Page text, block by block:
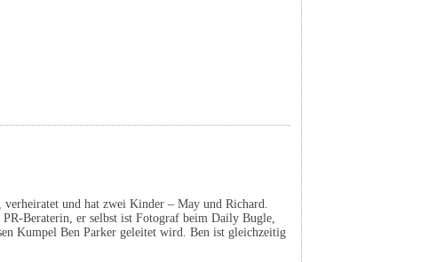
und hat zwei Kinder – May und Richard.
PR-Beraterin, er selbst ist Fotograf beim Daily Bugle,
Kumpel Ben Parker geleitet wird. Ben ist gleichzeitig